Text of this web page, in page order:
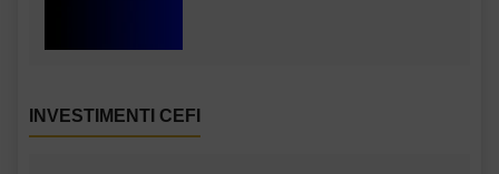
INVESTIMENTI CEFI